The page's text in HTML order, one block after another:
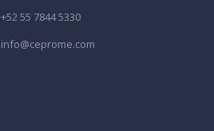
+52 55 7844 5330
info@ceprome.com